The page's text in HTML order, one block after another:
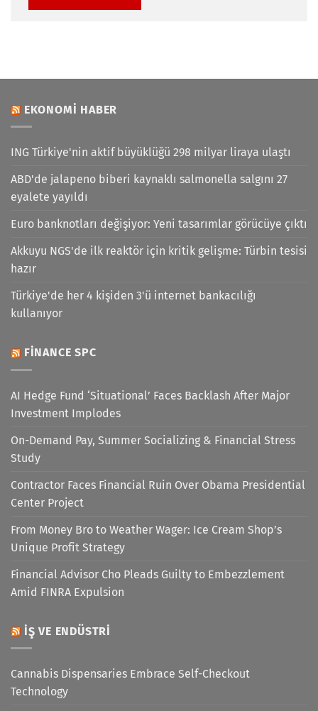
EKONOMI HABER
ING Türkiye'nin aktif büyüklüğü 298 milyar liraya ulaştı
ABD'de jalapeno biberi kaynaklı salmonella salgını 27
eyalete yayıldı
Euro banknotları değişiyor: Yeni tasarımlar görücüye çıktı
Akkuyu NGS'de ilk reaktör için kritik gelişme: Türbin tesisi
hazır
Türkiye'de her 4 kişiden 3'ü internet bankacılığı
kullanıyor
FINANCE SPC
AI Hedge Fund ‘Situational’ Faces Backlash After Major
Investment Implodes
On-Demand Pay, Summer Socializing & Financial Stress
Study
Contractor Faces Financial Ruin Over Obama Presidential
Center Project
From Money Bro to Weather Wager: Ice Cream Shop’s
Unique Profit Strategy
Financial Advisor Cho Pleads Guilty to Embezzlement
Amid FINRA Expulsion
İŞ VE ENDÜSTRI
Cannabis Dispensaries Embrace Self-Checkout
Technology